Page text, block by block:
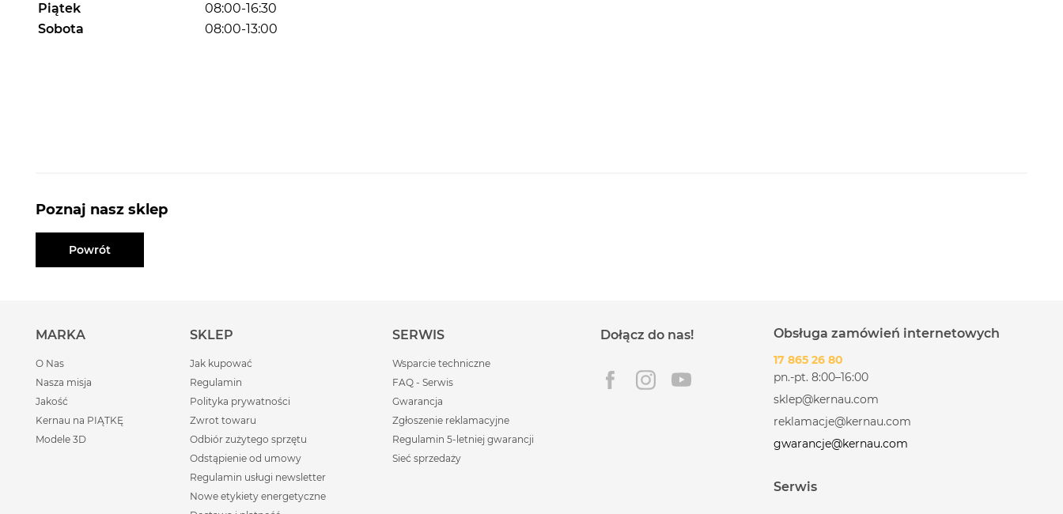
Piątek
08:00-16:30
Sobota
08:00-13:00
Poznaj nasz sklep
Powrót
MARKA
O Nas
Nasza misja
Jakość
Kernau na PIĄTKĘ
Modele 3D
SKLEP
Jak kupować
Regulamin
Polityka prywatności
Zwrot towaru
Odbiór zużytego sprzętu
Odstąpienie od umowy
Regulamin usługi newsletter
Nowe etykiety energetyczne
SERWIS
Wsparcie techniczne
FAQ - Serwis
Gwarancja
Zgłoszenie reklamacyjne
Regulamin 5-letniej gwarancji
Sieć sprzedaży
Dołącz do nas! Obsługa zamówień internetowych
17 865 26 80
pn.-pt. 8:00–16:00
sklep@kernau.com
reklamacje@kernau.com
gwarancje@kernau.com
Serwis